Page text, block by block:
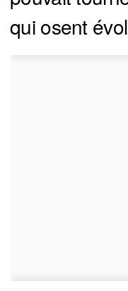
qui osent